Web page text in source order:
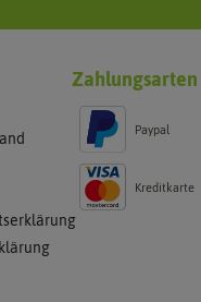
Zahlungsarten
Paypal
Kreditkarte